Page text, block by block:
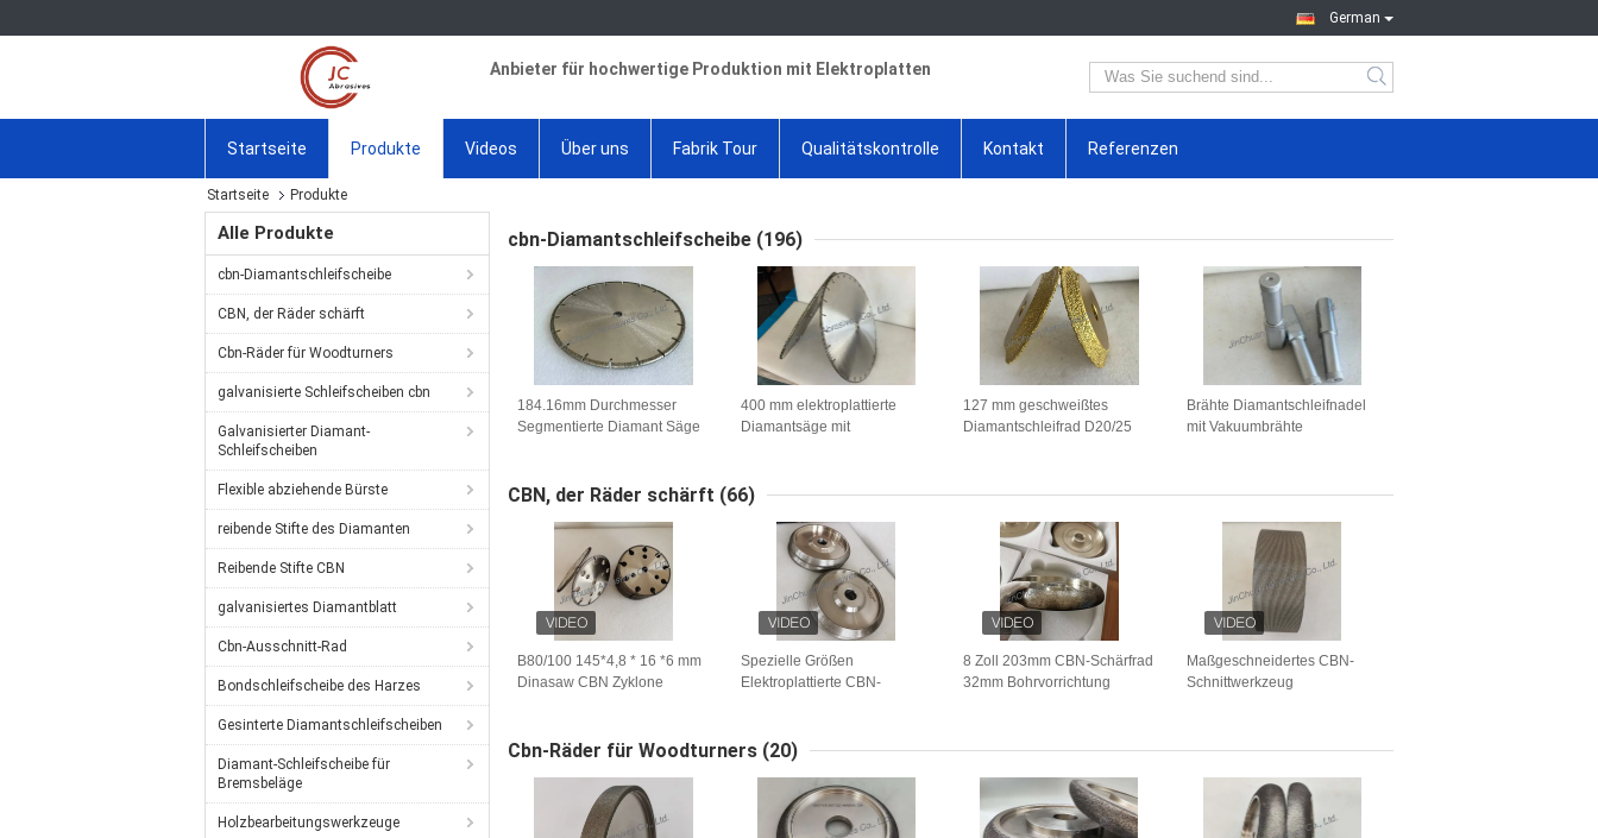
German
Anbieter für hochwertige Produktion mit Elektroplatten
Startseite Produkte Videos Über uns Fabrik Tour Qualitätskontrolle Kontakt Referenzen
Startseite Produkte
Alle Produkte
cbn-Diamantschleifscheibe
CBN, der Räder schärft
Cbn-Räder für Woodturners
galvanisierte Schleifscheiben cbn
Galvanisierter Diamant-
Schleifscheiben
Flexible abziehende Bürste
reibende Stifte des Diamanten
Reibende Stifte CBN
galvanisiertes Diamantblatt
Cbn-Ausschnitt-Rad
Bondschleifscheibe des Harzes
Gesinterte Diamantschleifscheiben
Diamant-Schleifscheibe für
Bremsbeläge
Holzbearbeitungswerkzeuge
cbn-Diamantschleifscheibe (196)
184.16mm Durchmesser
Segmentierte Diamant Säge
verstärktem Stahlkern zum
400 mm elektroplattierte
Diamantsäge mit
verschleißfestem Beton
127 mm geschweißtes
Diamantschleifrad D20/25
Carbide
Brähte Diamantschleifnadel
mit Vakuumbrähte
Kopf Durchmesser für
CBN, der Räder schärft (66)
B80/100 145*4,8 * 16 *6 mm
Dinasaw CBN Zyklone
Spezielle Größen
Elektroplattierte CBN-
8 Zoll 203mm CBN-Schärfrad
32mm Bohrvorrichtung
Blade Schleifen
Maßgeschneidertes CBN-
Schnittwerkzeug
Cbn-Räder für Woodturners (20)